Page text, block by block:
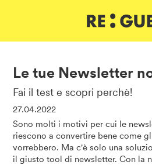
Le tue Newsletter
Fai il test e scopri perchè!
27.04.2022
Sono molti i motivi per cui le
riescono a convertire bene come
vorrebbero. Ma c'è solo una
il giusto tool di newsletter. Con la